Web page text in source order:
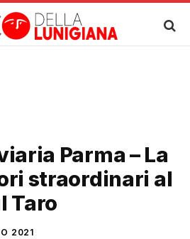
Parma – La
straordinari al
Taro
2021